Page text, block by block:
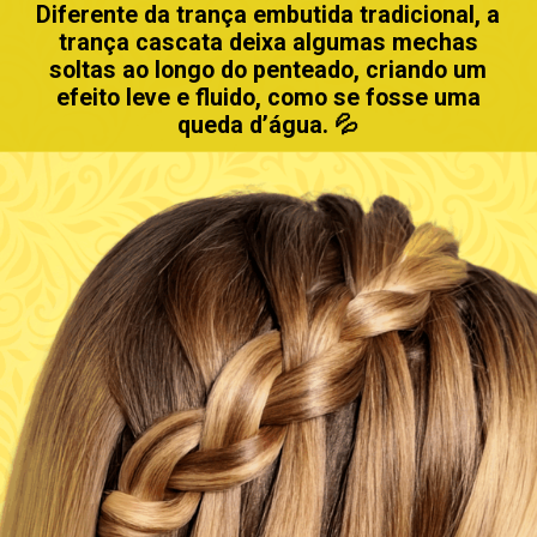
Diferente da trança embutida tradicional, a
trança cascata deixa algumas mechas
soltas ao longo do penteado, criando um
efeito leve e fluido, como se fosse uma
queda d’água. 💦